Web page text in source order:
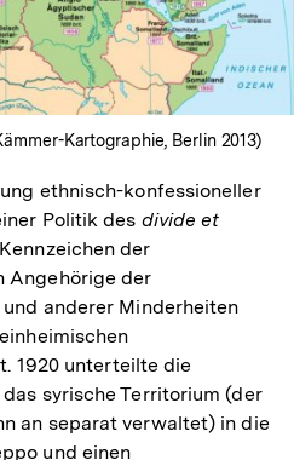
Kartographie, Berlin 2013)
ethnisch-konfessioneller
Politik des divide et
der
Angehörige der
anderer Minderheiten
1920 unterteilte die
syrische Territorium (der
an separat verwaltet) in die
und einen